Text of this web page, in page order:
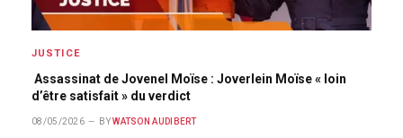
JUSTICE
Assassinat de Jovenel Moïse : Joverlein Moïse « loin
d’être satisfait » du verdict
08/05/2026 BY WATSON AUDIBERT